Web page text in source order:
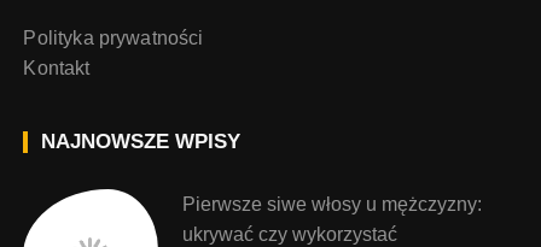
Polityka prywatności
Kontakt
NAJNOWSZE WPISY
Pierwsze siwe włosy u mężczyzny:
ukrywać czy wykorzystać